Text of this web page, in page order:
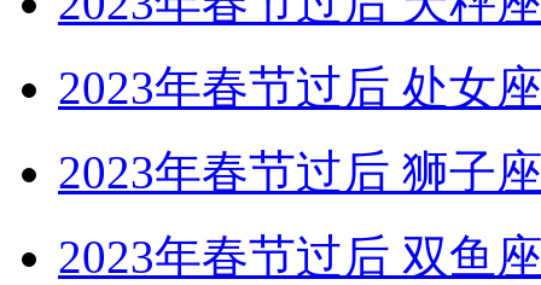
2023年春节过后 处女
2023年春节过后 狮子
2023年春节过后 双鱼